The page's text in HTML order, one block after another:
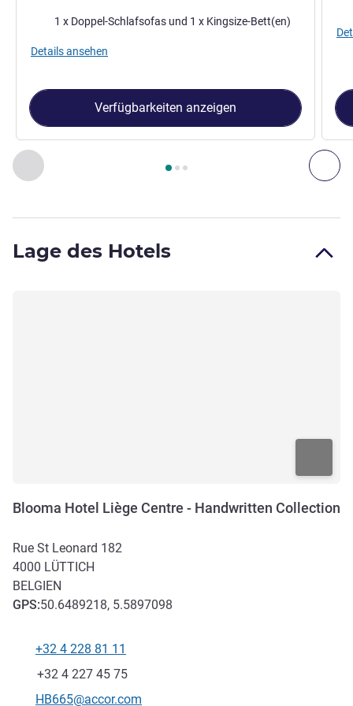
Zurück - Zimmer
Seite1 , Zimmer 1 : Deluxe-Zimmer - 1 Kingsize-Bett
Bettwäsche 1 x Doppel-Schlafsofas und 1 x Kingsize-Bett(en)
Details ansehen
Verfügbarkeiten anzeigen
Lage des Hotels
Blooma Hotel Liège Centre - Handwritten Collection
Rue St Leonard 182
4000 LÜTTICH
BELGIEN
GPS:50.6489218, 5.5897098
+32 4 228 81 11
Fax
+32 4 227 45 75
Kontakt-E-Mail
HB665@accor.com